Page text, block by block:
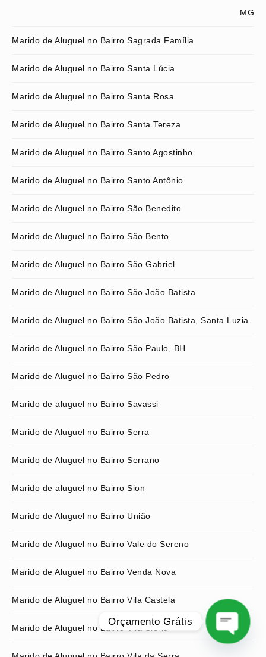
MG
Marido de Aluguel no Bairro Sagrada Família
Marido de Aluguel no Bairro Santa Lúcia
Marido de Aluguel no Bairro Santa Rosa
Marido de Aluguel no Bairro Santa Tereza
Marido de Aluguel no Bairro Santo Agostinho
Marido de Aluguel no Bairro Santo Antônio
Marido de Aluguel no Bairro São Benedito
Marido de Aluguel no Bairro São Bento
Marido de Aluguel no Bairro São Gabriel
Marido de Aluguel no Bairro São João Batista
Marido de Aluguel no Bairro São João Batista, Santa Luzia
Marido de Aluguel no Bairro São Paulo, BH
Marido de Aluguel no Bairro São Pedro
Marido de aluguel no Bairro Savassi
Marido de Aluguel no Bairro Serra
Marido de Aluguel no Bairro Serrano
Marido de aluguel no Bairro Sion
Marido de Aluguel no Bairro União
Marido de Aluguel no Bairro Vale do Sereno
Marido de Aluguel no Bairro Venda Nova
Marido de Aluguel no Bairro Vila Castela
Marido de Aluguel no Bairro Vila Clóris
Orçamento Grátis